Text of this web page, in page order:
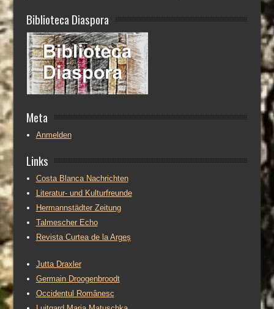
Biblioteca Diaspora
Meta
Anmelden
Links
Costa Blanca Nachrichten
Literatur- und Kulturfreunde
Hermannstädter Zeitung
Talmescher Echo
Revista Curtea de la Argeș
Jutta Draxler
Germain Droogenbroodt
Occidentul Românesc